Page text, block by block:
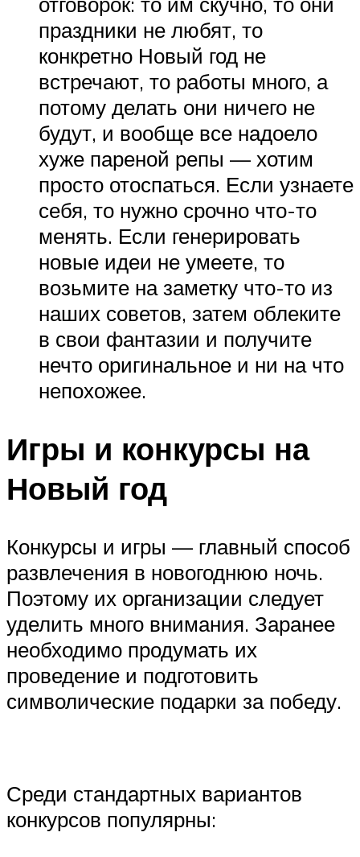
праздники не любят, то
конкретно Новый год не
встречают, то работы много, а
потому делать они ничего не
будут, и вообще все надоело
хуже пареной репы — хотим
просто отоспаться. Если узнаете
себя, то нужно срочно что-то
менять. Если генерировать
новые идеи не умеете, то
возьмите на заметку что-то из
наших советов, затем облеките
в свои фантазии и получите
нечто оригинальное и ни на что
непохожее.
Игры и конкурсы на
Новый год
Конкурсы и игры — главный способ
развлечения в новогоднюю ночь.
Поэтому их организации следует
уделить много внимания. Заранее
необходимо продумать их
проведение и подготовить
символические подарки за победу.
Среди стандартных вариантов
конкурсов популярны: